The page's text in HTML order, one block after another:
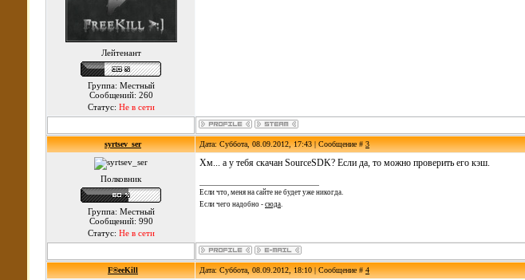
Лейтенант
Группа: Местный
Сообщений: 260
Статус: Не в сети
syrtsev_ser Дата: Суббота, 08.09.2012, 17:43 | Сообщение #3
Полковник
Группа: Местный
Сообщений: 990
Статус: Не в сети
Хм... а у тебя скачан SourceSDK? Если да, то можно проверить его кэш.
Если что, меня на сайте не будет уже никогда.
Если чего надобно - сюда.
F®eeKill Дата: Суббота, 08.09.2012, 18:10 | Сообщение #4